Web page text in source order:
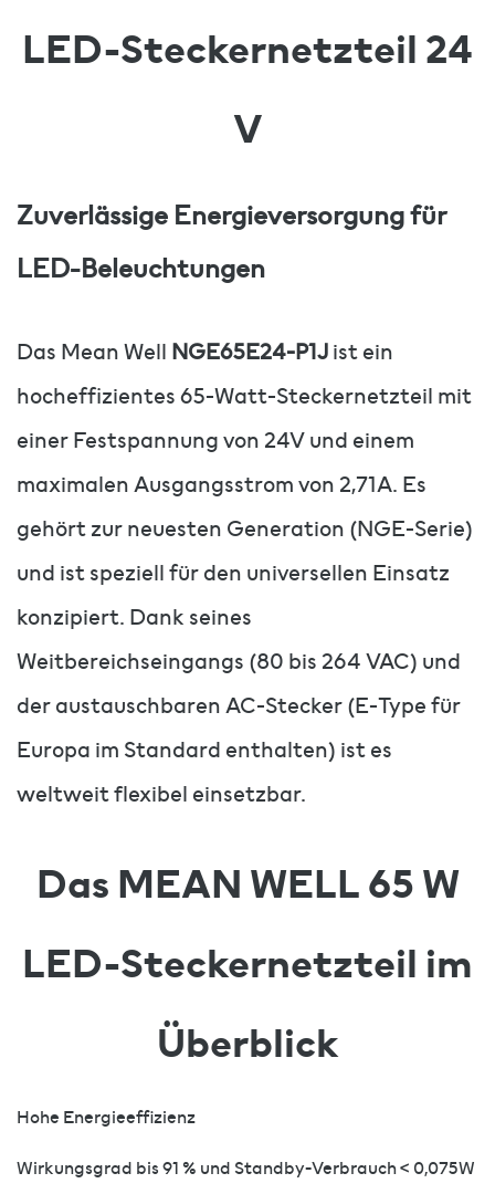
LED-Steckernetzteil 24
V
Zuverlässige Energieversorgung für
LED-Beleuchtungen
Das Mean Well NGE65E24-P1Jist ein
hocheffizientes 65-Watt-Steckernetzteil mit
einer Festspannung von 24V und einem
maximalen Ausgangsstrom von 2,71A. Es
gehört zur neuesten Generation (NGE-Serie)
und ist speziell für den universellen Einsatz
konzipiert. Dank seines
Weitbereichseingangs (80 bis 264 VAC) und
der austauschbaren AC-Stecker (E-Type für
Europa im Standard enthalten) ist es
weltweit flexibel einsetzbar.
Das MEAN WELL 65 W
LED-Steckernetzteil im
Überblick
Hohe Energieeffizienz
Wirkungsgrad bis 91 % und Standby-Verbrauch < 0,075W